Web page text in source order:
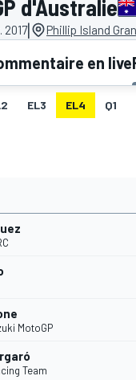
d'Australie
2017| Phillip Island
en live
EL3 EL4 Q1
MotoGP
Team